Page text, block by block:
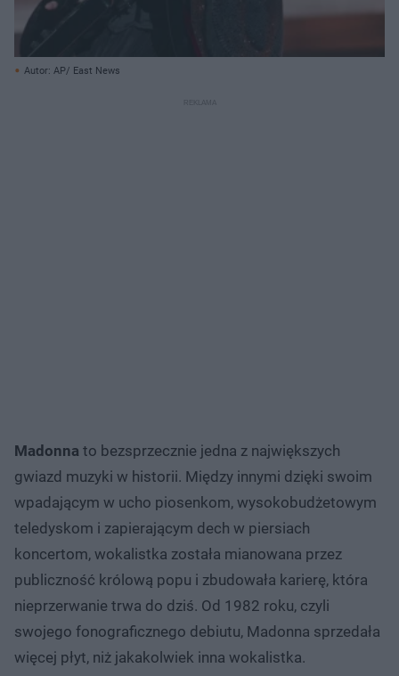
Autor: AP/ East News
Madonna to bezsprzecznie jedna z największych
gwiazd muzyki w historii. Między innymi dzięki swoim
wpadającym w ucho piosenkom, wysokobudżetowym
teledyskom i zapierającym dech w piersiach
koncertom, wokalistka została mianowana przez
publiczność królową popu i zbudowała karierę, która
nieprzerwanie trwa do dziś. Od 1982 roku, czyli
swojego fonograficznego debiutu, Madonna sprzedała
więcej płyt, niż jakakolwiek inna wokalistka.